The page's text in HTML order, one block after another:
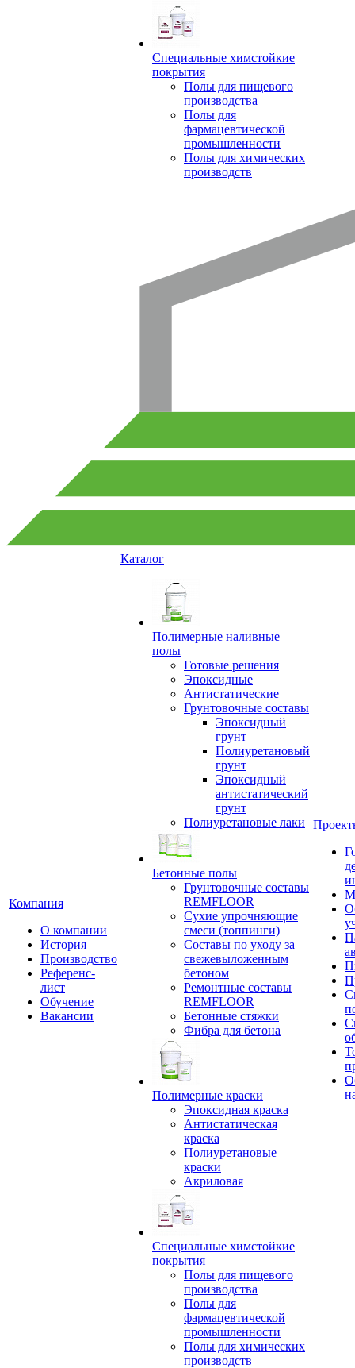
Специальные химстойкие
покрытия
Полы для пищевого
производства
Полы для
фармацевтической
промышленности
Полы для химических
производств
Компания
О компании
История
Производство
Референс-
лист
Обучение
Вакансии
Каталог
Полимерные наливные
полы
Готовые решения
Эпоксидные
Антистатические
Грунтовочные составы
Эпоксидный
грунт
Полиуретановый
грунт
Эпоксидный
антистатический
грунт
Полиуретановые лаки
Бетонные полы
Грунтовочные составы
REMFLOOR
Сухие упрочняющие
смеси (топпинги)
Составы по уходу за
свежевыложенным
бетоном
Ремонтные составы
REMFLOOR
Бетонные стяжки
Фибра для бетона
Полимерные краски
Эпоксидная краска
Антистатическая
краска
Полиуретановые
краски
Акриловая
Специальные химстойкие
покрытия
Полы для пищевого
производства
Полы для
фармацевтической
промышленности
Полы для химических
производств